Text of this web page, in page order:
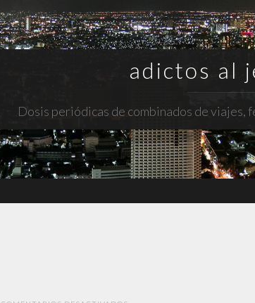
adictos al
Dosis periódicas de combinados de viajes,